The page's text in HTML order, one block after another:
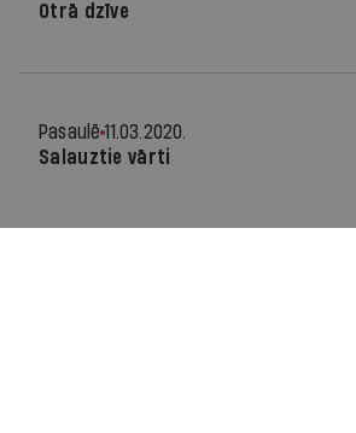
Otrā dzīve
Pasaulē 11.03.2020.
Salauztie vārti